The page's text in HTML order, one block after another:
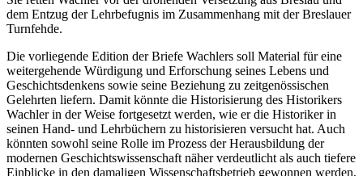
dem Entzug der Lehrbefugnis im Zusammenhang mit der Breslauer
Turnfehde.
Die vorliegende Edition der Briefe Wachlers soll Material für eine
weitergehende Würdigung und Erforschung seines Lebens und
Geschichtsdenkens sowie seine Beziehung zu zeitgenössischen
Gelehrten liefern. Damit könnte die Historisierung des Historikers
Wachler in der Weise fortgesetzt werden, wie er die Historiker in
seinen Hand- und Lehrbüchern zu historisieren versucht hat. Auch
könnten sowohl seine Rolle im Prozess der Herausbildung der
modernen Geschichtswissenschaft näher verdeutlicht als auch tiefere
Einblicke in den damaligen Wissenschaftsbetrieb gewonnen werden,